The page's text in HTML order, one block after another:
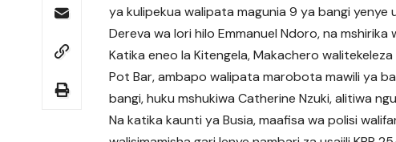
ya kulipekua walipata magunia 9 ya bangi yenye
Dereva wa lori hilo Emmanuel Ndoro, na
Katika eneo la Kitengela, Makachero
Pot Bar, ambapo walipata marobota mawili ya
bangi, huku mshukiwa Catherine Nzuki, alitiwa
Na katika kaunti ya Busia, maafisa wa polisi